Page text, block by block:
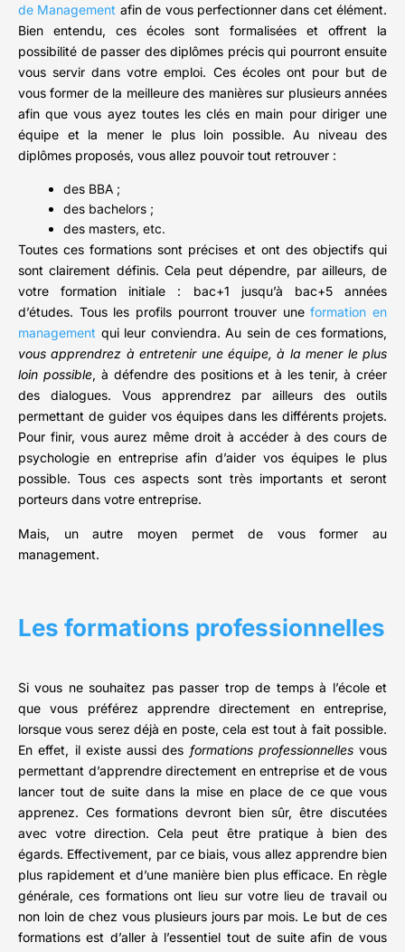
de Management afin de vous perfectionner dans cet élément.
Bien entendu, ces écoles sont formalisées et offrent la
possibilité de passer des diplômes précis qui pourront ensuite
vous servir dans votre emploi. Ces écoles ont pour but de
vous former de la meilleure des manières sur plusieurs années
afin que vous ayez toutes les clés en main pour diriger une
équipe et la mener le plus loin possible. Au niveau des
diplômes proposés, vous allez pouvoir tout retrouver :
des BBA ;
des bachelors ;
des masters, etc.
Toutes ces formations sont précises et ont des objectifs qui
sont clairement définis. Cela peut dépendre, par ailleurs, de
votre formation initiale : bac+1 jusqu’à bac+5 années
d’études. Tous les profils pourront trouver uneformation en
management qui leur conviendra. Au sein de ces formations,
vous apprendrez à entretenir une équipe, à la mener le plus
loin possible, à défendre des positions et à les tenir, à créer
des dialogues. Vous apprendrez par ailleurs des outils
permettant de guider vos équipes dans les différents projets.
Pour finir, vous aurez même droit à accéder à des cours de
psychologie en entreprise afin d’aider vos équipes le plus
possible. Tous ces aspects sont très importants et seront
porteurs dans votre entreprise.
Mais, un autre moyen permet de vous former au
management.
Les formations professionnelles
Si vous ne souhaitez pas passer trop de temps à l’école et
que vous préférez apprendre directement en entreprise,
lorsque vous serez déjà en poste, cela est tout à fait possible.
En effet, il existe aussi des formations professionnellesvous
permettant d’apprendre directement en entreprise et de vous
lancer tout de suite dans la mise en place de ce que vous
apprenez. Ces formations devront bien sûr, être discutées
avec votre direction. Cela peut être pratique à bien des
égards. Effectivement, par ce biais, vous allez apprendre bien
plus rapidement et d’une manière bien plus efficace. En règle
générale, ces formations ont lieu sur votre lieu de travail ou
non loin de chez vous plusieurs jours par mois. Le but de ces
formations est d’aller à l’essentiel tout de suite afin de vous